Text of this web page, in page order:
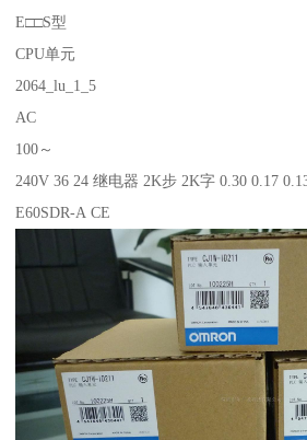
E□□S型
CPU单元
2064_lu_1_5
AC
100～
240V 36 24 继电器 2K步 2K字 0.30 0.17
E60SDR-A CE